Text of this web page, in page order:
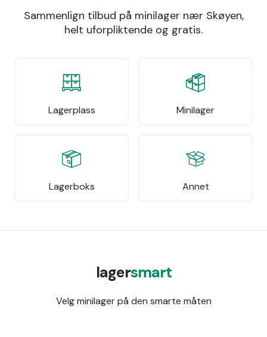
Sammenlign tilbud på minilager nær Skøyen,
helt uforpliktende og gratis.
Lagerplass Minilager
Lagerboks Annet
lagersmart
Velg minilager på den smarte måten